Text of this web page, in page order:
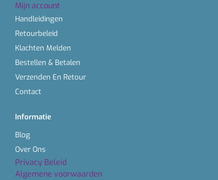
Mijn account
Handleidingen
Retourbeleid
Klachten Melden
Bestellen & Betalen
Verzenden En Retour
Contact
Informatie
Blog
Over Ons
Privacy Beleid
Algemene voorwaarden